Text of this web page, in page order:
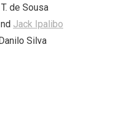
de Sousa
Jack Ipalibo
Silva